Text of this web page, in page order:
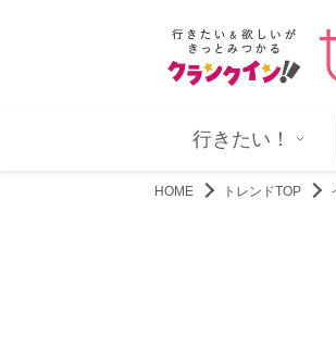
アント
行きたい！
HOME トレンドTOP